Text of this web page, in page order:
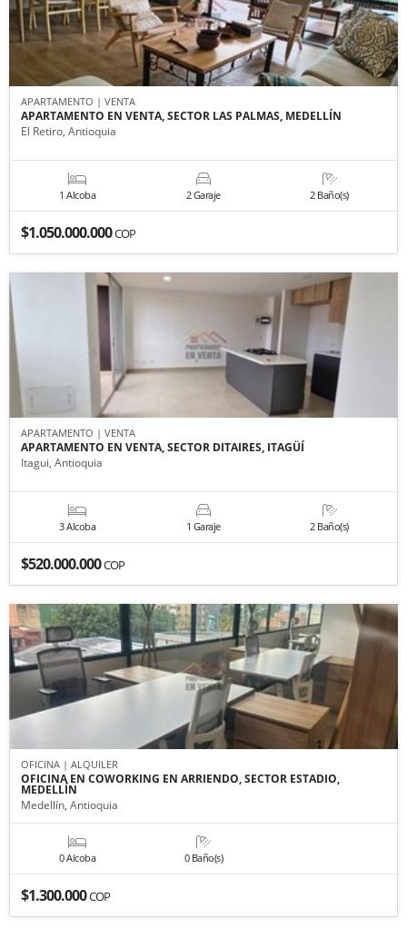
APARTAMENTO | VENTA
APARTAMENTO EN VENTA, SECTOR LAS PALMAS, MEDELLÍN
El Retiro, Antioquia
1 Alcoba 2 Garaje 2 Baño(s)
$1.050.000.000COP
APARTAMENTO | VENTA
APARTAMENTO EN VENTA, SECTOR DITAIRES, ITAGÜÍ
Itagui, Antioquia
3 Alcoba 1 Garaje 2 Baño(s)
$520.000.000COP
OFICINA | ALQUILER
OFICINA EN COWORKING EN ARRIENDO, SECTOR ESTADIO,
MEDELLÍN
Medellín, Antioquia
0 Alcoba 0 Baño(s)
$1.300.000COP